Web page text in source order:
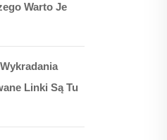
Warto Je
Linki Są Tu